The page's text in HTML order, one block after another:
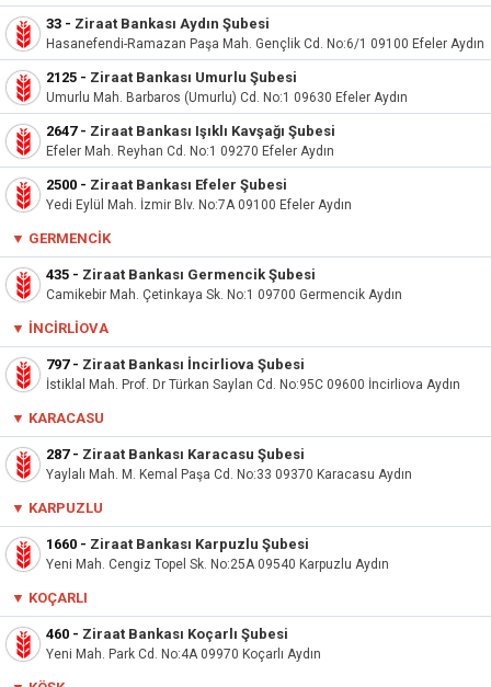
33 - Ziraat Bankası Aydın Şubesi
Hasanefendi-Ramazan Paşa Mah. Gençlik Cd. No:6/1 09100 Efeler Aydın
2125 - Ziraat Bankası Umurlu Şubesi
Umurlu Mah. Barbaros (Umurlu) Cd. No:1 09630 Efeler Aydın
2647- Ziraat Bankası Işıklı Kavşağı Şubesi
Efeler Mah. Reyhan Cd. No:1 09270 Efeler Aydın
2500 - Ziraat Bankası Efeler Şubesi
Yedi Eylül Mah. İzmir Blv. No:7A 09100 Efeler Aydın
▼ GERMENCIK
435 - Ziraat Bankası Germencik Şubesi
Camikebir Mah. Çetinkaya Sk. No:1 09700 Germencik Aydın
▼ İNCIRLIOVA
797- Ziraat Bankası İncirliova Şubesi
İstiklal Mah. Prof. Dr Türkan Saylan Cd. No:95C 09600 İncirliova Aydın
▼ KARACASU
287- Ziraat Bankası Karacasu Şubesi
Yaylalı Mah. M. Kemal Paşa Cd. No:33 09370 Karacasu Aydın
▼ KARPUZLU
1660 - Ziraat Bankası Karpuzlu Şubesi
Yeni Mah. Cengiz Topel Sk. No:25A 09540 Karpuzlu Aydın
▼ KOÇARLI
460 - Ziraat Bankası Koçarlı Şubesi
Yeni Mah. Park Cd. No:4A 09970 Koçarlı Aydın